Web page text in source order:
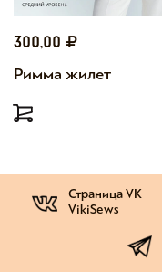
300,00
Римма жилет
Страница VK
VikiSews